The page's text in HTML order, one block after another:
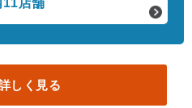
11店舗
しく見る